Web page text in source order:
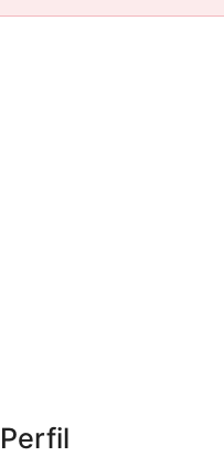
Perfil